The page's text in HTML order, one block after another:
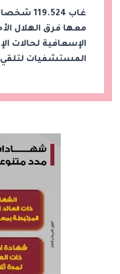
غاب
معها فرق الهلال
الإسعافية لحالات
المستشفيات لتلقي